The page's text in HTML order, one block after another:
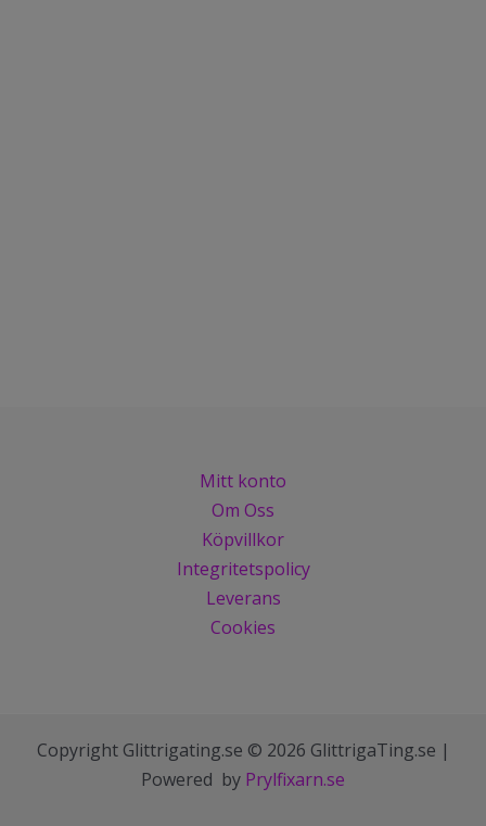
Mitt konto
Om Oss
Köpvillkor
Integritetspolicy
Leverans
Cookies
Copyright Glittrigating.se © 2026 GlittrigaTing.se |
Powered by Prylfixarn.se